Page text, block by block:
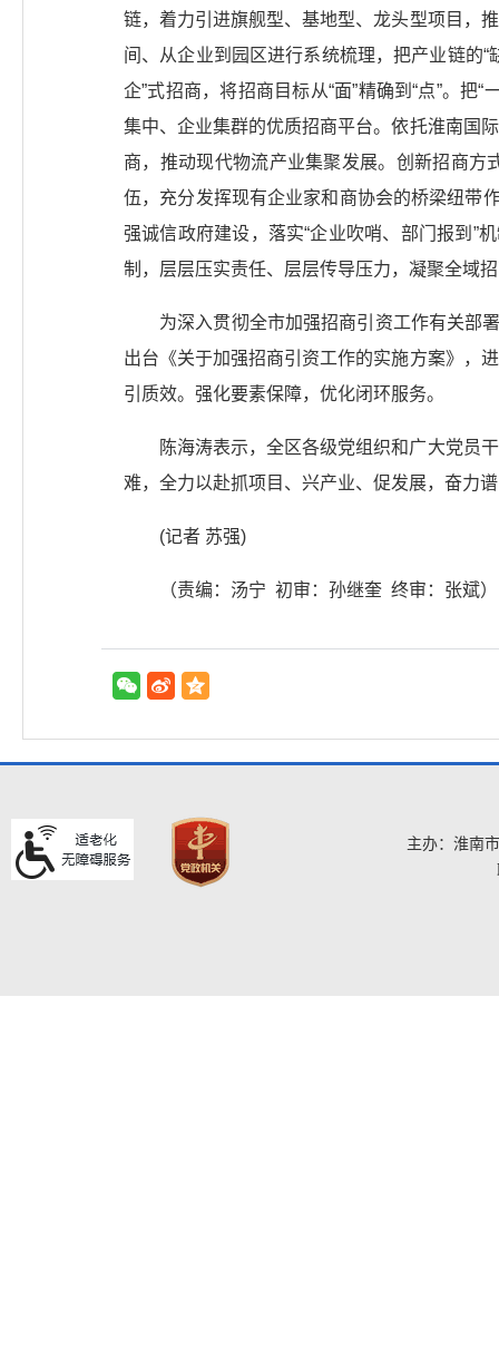
链，着力引进旗舰型、基地型、龙头型项目，
间、从企业到园区进行系统梳理，把产业链的“
企”式招商，将招商目标从“面”精确到“点”。
集中、企业集群的优质招商平台。依托淮南国
商，推动现代物流产业集聚发展。创新招商方
伍，充分发挥现有企业家和商协会的桥梁纽带
强诚信政府建设，落实“企业吹哨、部门报到”
制，层层压实责任、层层传导压力，凝聚全域
为深入贯彻全市加强招商引资工作有关部
出台《关于加强招商引资工作的实施方案》，
引质效。强化要素保障，优化闭环服务。
陈海涛表示，全区各级党组织和广大党员
难，全力以赴抓项目、兴产业、促发展，奋力
(记者 苏强)
（责编：汤宁 初审：孙继奎 终审：张斌）
主办：淮南